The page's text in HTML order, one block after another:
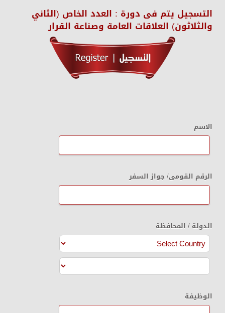
التسجيل يتم فى دورة : العدد الخاص (الثاني
والثلاثون) العلاقات العامة وصناعة القرار
الاسم
الرقم القومى/ جواز السفر
الدولة / المحافظة
الوظيفة